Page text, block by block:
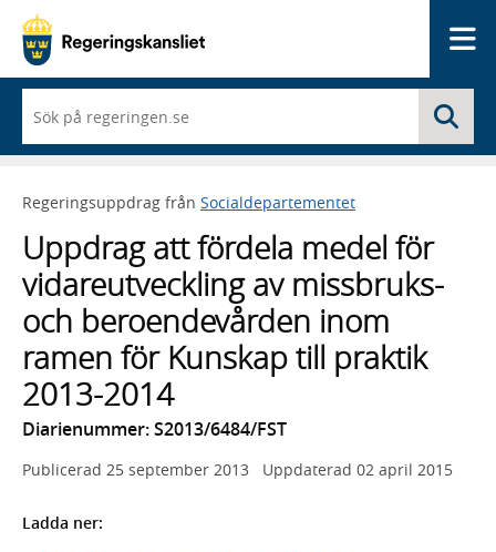
du
börjar
skriva
framträder
lista
med
sökförslag
Regeringsuppdrag från Socialdepartementet
Uppdrag att fördela medel för
vidareutveckling av missbruks-
och beroendevården inom
ramen för Kunskap till praktik
2013-2014
Diarienummer: S2013/6484/FST
Publicerad 25 september 2013 Uppdaterad 02 april 2015
Ladda ner: